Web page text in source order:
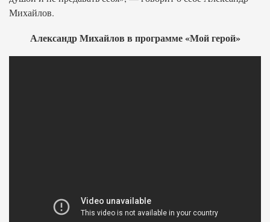
Михайлов.
Александр Михайлов в программе «Мой герой»